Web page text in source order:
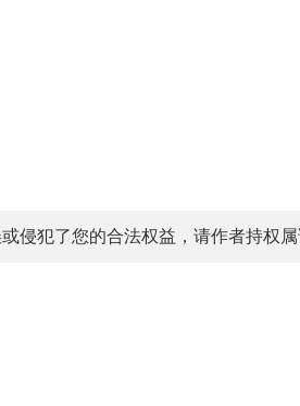
侵犯了您的合法权益，请作者持权